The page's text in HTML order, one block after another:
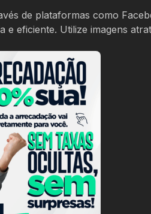
de plataformas como
eficiente. Utilize imagens